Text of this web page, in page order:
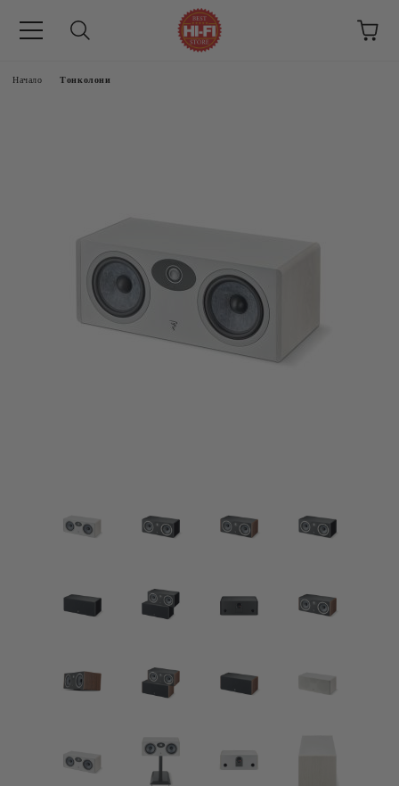
Начало Тонколони